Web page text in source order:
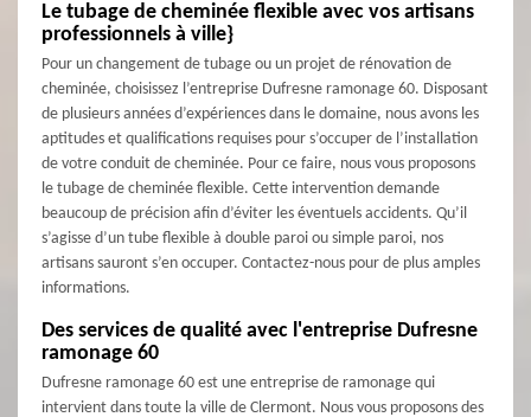
Le tubage de cheminée flexible avec vos artisans
professionnels à ville}
Pour un changement de tubage ou un projet de rénovation de
cheminée, choisissez l’entreprise Dufresne ramonage 60. Disposant
de plusieurs années d’expériences dans le domaine, nous avons les
aptitudes et qualifications requises pour s’occuper de l’installation
de votre conduit de cheminée. Pour ce faire, nous vous proposons
le tubage de cheminée flexible. Cette intervention demande
beaucoup de précision afin d’éviter les éventuels accidents. Qu’il
s’agisse d’un tube flexible à double paroi ou simple paroi, nos
artisans sauront s’en occuper. Contactez-nous pour de plus amples
informations.
Des services de qualité avec l'entreprise Dufresne
ramonage 60
Dufresne ramonage 60 est une entreprise de ramonage qui
intervient dans toute la ville de Clermont. Nous vous proposons des